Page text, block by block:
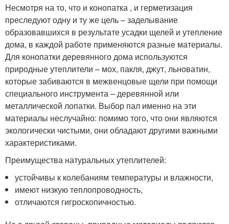
Несмотря на то, что и конопатка , и герметизация
преследуют одну и ту же цель – заделывание
образовавшихся в результате усадки щелей и утепление
дома, в каждой работе применяются разные материалы.
Для конопатки деревянного дома используются
природные утеплители – мох, пакля, джут, льноватин,
которые забиваются в межвенцовые щели при помощи
специального инструмента – деревянной или
металлической лопатки. Выбор пал именно на эти
материалы неслучайно: помимо того, что они являются
экологически чистыми, они обладают другими важными
характеристиками.
Преимущества натуральных утеплителей:
устойчивы к колебаниям температуры и влажности,
имеют низкую теплопроводность,
отличаются гигроскопичностью.